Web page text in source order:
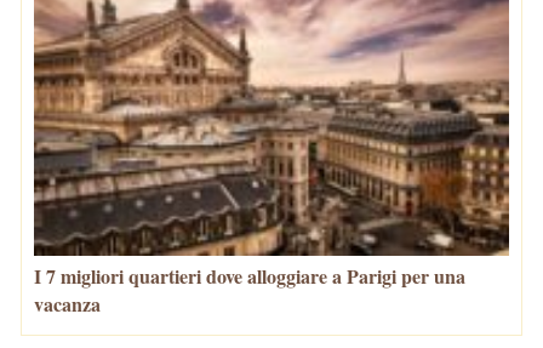
I 7 migliori quartieri dove alloggiare a Parigi per una
vacanza